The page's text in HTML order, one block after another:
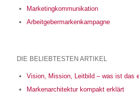
Marketingkommunikation
Arbeitgebermarkenkampagne
DIE BELIEBTESTEN ARTIKEL
Vision, Mission, Leitbild – was ist das
Markenarchitektur kompakt erklärt